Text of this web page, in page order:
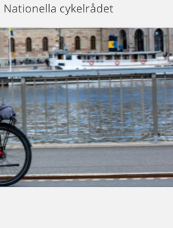
Nationella cykelrådet